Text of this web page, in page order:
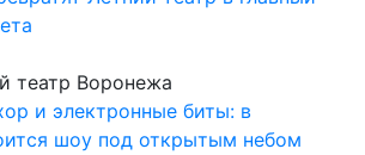
театр Воронежа
и электронные биты: в
шоу под открытым небом